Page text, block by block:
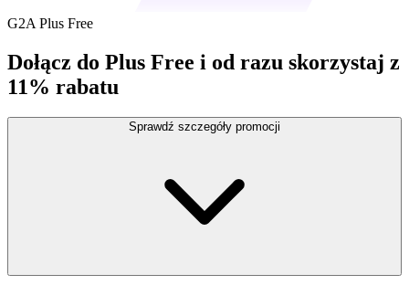
G2A Plus Free
Dołącz do Plus Free i od razu skorzystaj z
11% rabatu
Sprawdź szczegóły promocji